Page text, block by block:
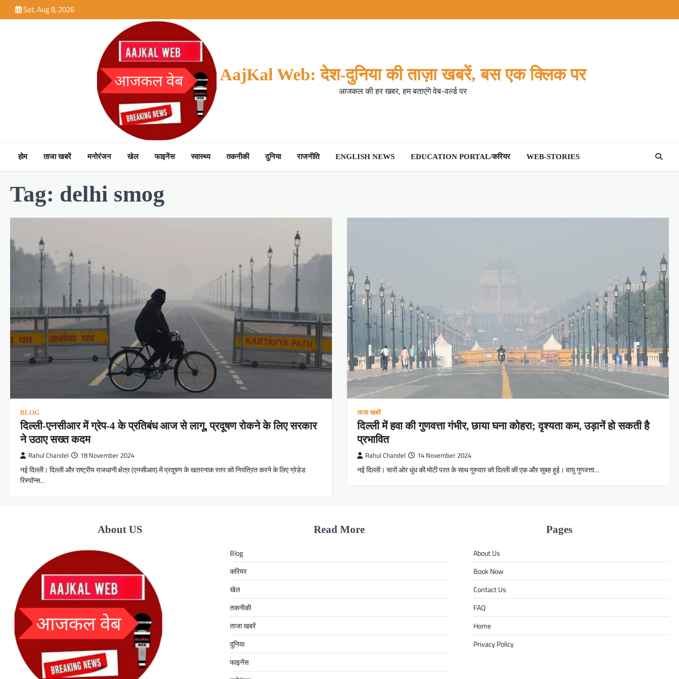
to
Sat, Aug 8, 2026
AajKal Web: देश-दुनिया की ताज़ा खबरें, बस एक क्लिक पर
आजकल की हर खबर, हम बताएंगे वेब-वर्ल्ड पर
होम ताजा खबरें मनोरंजन खेल फाइनेंस स्वास्थ्य तकनीकी दुनिया राजनीति ENGLISH NEWS EDUCATION PORTAL/करियर WEB-STORIES
Tag: delhi smog
BLOG
दिल्ली-एनसीआर में ग्रेप-4 के प्रतिबंध आज से लागू, प्रदूषण रोकने के लिए सरकार
ने उठाए सख्त कदम
Rahul Chandel 18 November 2024
नई दिल्ली। दिल्ली और राष्ट्रीय राजधानी क्षेत्र (एनसीआर) में प्रदूषण के खतरनाक स्तर को नियंत्रित करने के लिए ग्रेडेड
रिस्पॉन्स…
ताजा खबरें
दिल्ली में हवा की गुणवत्ता गंभीर, छाया घना कोहरा; दृश्यता कम, उड़ानें हो सकती है
प्रभावित
Rahul Chandel 14 November 2024
नई दिल्ली। चारों ओर धुंध की मोटी परत के साथ गुरुवार को दिल्ली की एक और सुबह हुई। वायु गुणवत्ता…
About US Read More
Blog
करियर
खेल
तकनीकी
ताजा खबरें
दुनिया
फाइनेंस
Pages
About Us
Book Now
Contact Us
FAQ
Home
Privacy Policy